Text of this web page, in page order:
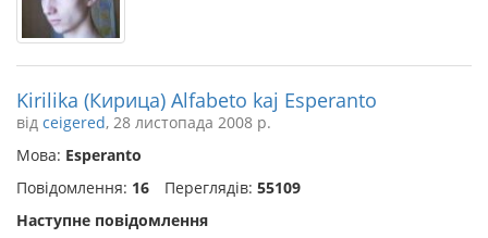
Kirilika (Кирица) Alfabeto kaj Esperanto
від ceigered, 28 листопада 2008 р.
Мова: Esperanto
Повідомлення: 16 Переглядів: 55109
Наступне повідомлення